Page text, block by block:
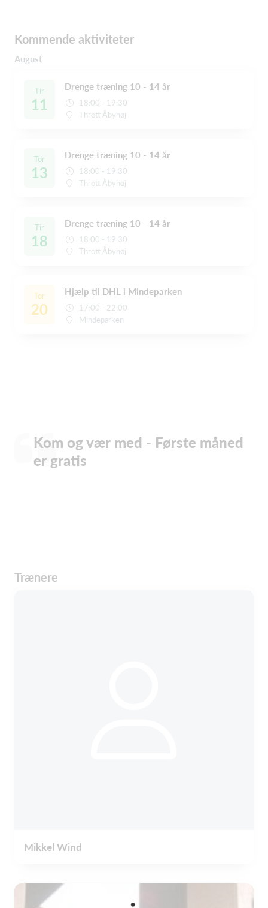
Kommende aktiviteter
August
Tir
11
Drenge træning 10 - 14 år
18:00 - 19:30
Thrott Åbyhøj
Tor
13
Drenge træning 10 - 14 år
18:00 - 19:30
Thrott Åbyhøj
Tir
18
Drenge træning 10 - 14 år
18:00 - 19:30
Thrott Åbyhøj
Tor
20
Hjælp til DHL i Mindeparken
17:00 - 22:00
Mindeparken
Kom og vær med - Første måned
er gratis
Trænere
Mikkel Wind